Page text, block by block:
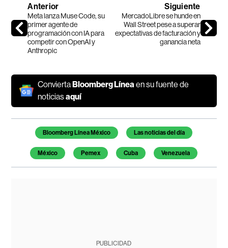
Anterior
Meta lanza Muse Code, su
primer agente de
programación con IA para
competir con OpenAI y
Anthropic
Siguiente
MercadoLibre se hunde en
Wall Street pese a superar
expectativas de facturación y
ganancia neta
ConviertaBloomberg Línea en su fuente de
noticiasaquí
Temas de este artículo
Bloomberg Línea México Las noticias del día
México Pemex Cuba Venezuela
PUBLICIDAD